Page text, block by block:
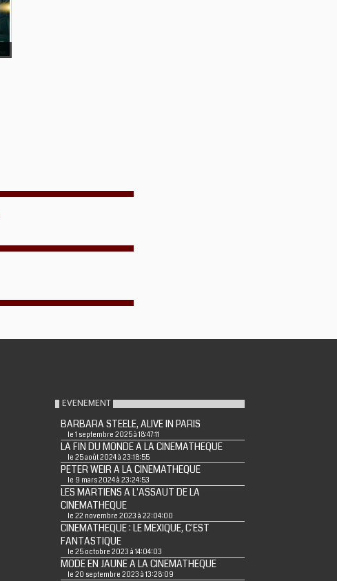
EVENEMENT
BARBARA STEELE, ALIVE IN PARIS
le 1 septembre 2025 à 18:47:11
LA FIN DU MONDE A LA CINEMATHEQUE
le 25 août 2024 à 23:18:55
PETER WEIR A LA CINEMATHEQUE
le 9 mars 2024 à 23:24:53
LES MARTIENS A L'ASSAUT DE LA
CINEMATHEQUE
le 22 novembre 2023 à 22:04:00
CINEMATHEQUE : LE MEXIQUE, C'EST
FANTASTIQUE
le 25 octobre 2023 à 14:04:03
MODE EN JAUNE A LA CINEMATHEQUE
le 20 septembre 2023 à 13:28:09